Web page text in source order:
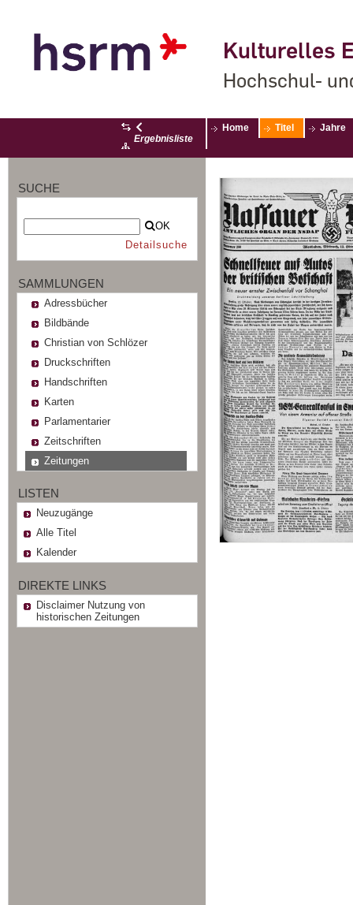
Kulturelles
Hochschul-
Ergebnisliste
Home Titel Jahre
SUCHE
OK
Detailsuche
SAMMLUNGEN
Adressbücher
Bildbände
Christian von Schlözer
Druckschriften
Handschriften
Karten
Parlamentarier
Zeitschriften
Zeitungen
LISTEN
Neuzugänge
Alle Titel
Kalender
DIREKTE LINKS
Disclaimer Nutzung von
historischen Zeitungen